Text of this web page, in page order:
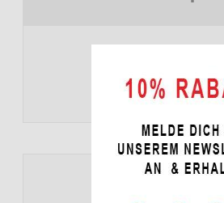
demnächst